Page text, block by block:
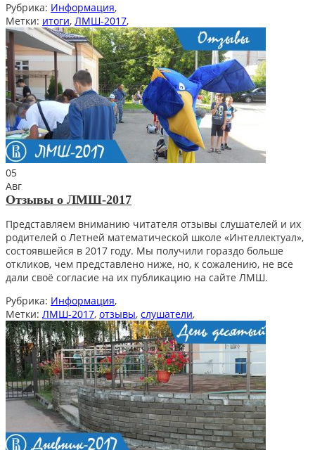
Рубрика: Информация,
Метки: итоги, ЛМШ-2017,
05
Авг
Отзывы о ЛМШ-2017
Представляем вниманию читателя отзывы слушателей и их
родителей о Летней математической школе «Интеллектуал»,
состоявшейся в 2017 году. Мы получили гораздо больше
откликов, чем представлено ниже, но, к сожалению, не все
дали своё согласие на их публикацию на сайте ЛМШ.
Рубрика: Информация,
Метки: ЛМШ-2017, отзывы, слушатели,